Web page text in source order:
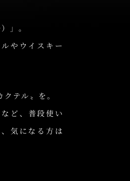
」。
やウイスキー
テル〟を。
ど、普段使い
気になる方は